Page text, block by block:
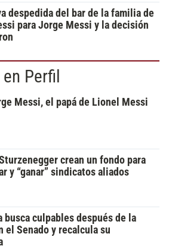
despedida del bar de la familia de
para Jorge Messi y la decisión
Perfil
Messi, el papá de Lionel Messi
crean un fondo para
y “ganar” sindicatos aliados
busca culpables después de la
el Senado y recalcula su